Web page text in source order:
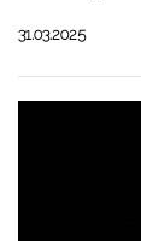
31.03.2025